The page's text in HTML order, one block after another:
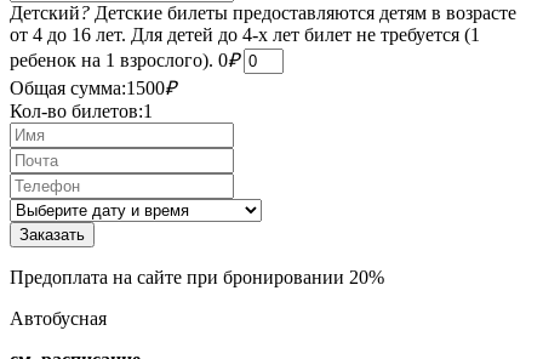
Детский? Детские билеты предоставляются детям в возрасте
от 4 до 16 лет. Для детей до 4-х лет билет не требуется (1
ребенок на 1 взрослого). 0₽
Общая сумма:1500₽
Кол-во билетов:1
Предоплата на сайте при бронировании 20%
Автобусная